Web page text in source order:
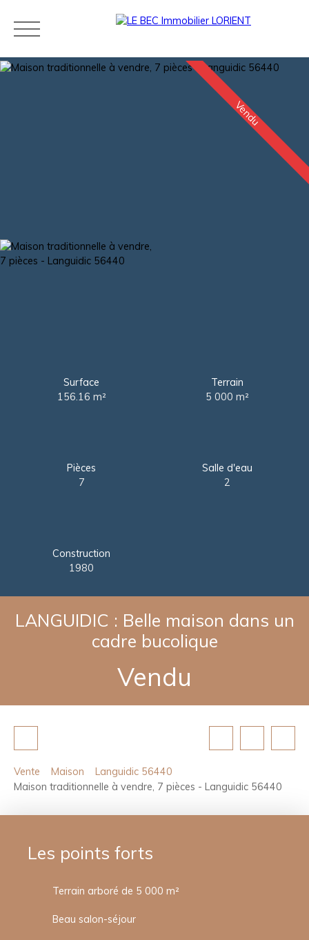
Contact
Vendu
Surface
156.16 m²
Terrain
5 000m²
Pièces
7
Salle d'eau
2
Construction
1980
LANGUIDIC : Belle maison dans un
cadre bucolique
Vendu
Vente Maison
Languidic 56440
Maison traditionnelle à vendre, 7 pièces - Languidic 56440
Les points forts
Terrain arboré de 5 000 m²
Beau salon-séjour